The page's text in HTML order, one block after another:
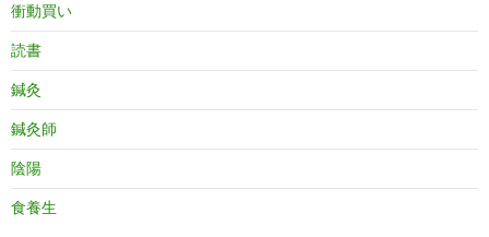
衝動買い
読書
鍼灸
鍼灸師
陰陽
食養生